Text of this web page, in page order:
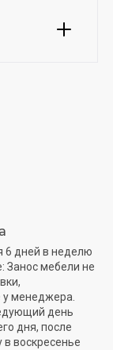
6 дней в неделю
Занос мебели не
у менеджера.
день
дня, после
в воскресенье